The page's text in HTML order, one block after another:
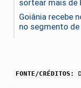
sortear mais de
Goiânia recebe
no segmento
FONTE/CRÉDITOS: